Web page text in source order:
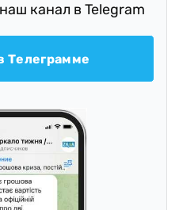
канал в Telegram
Телеграмме